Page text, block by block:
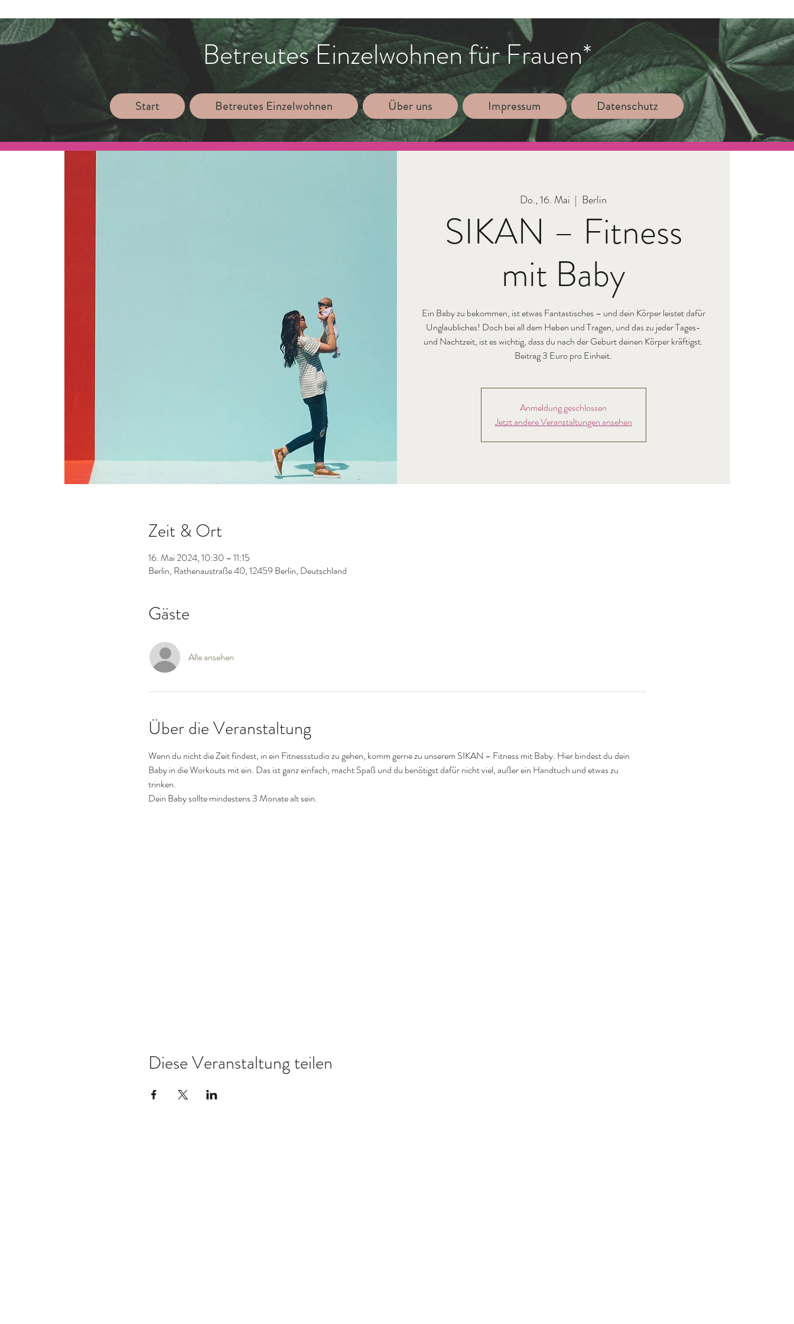
Betreutes Einzelwohnen für Frauen*
Start Betreutes Einzelwohnen Über uns Impressum Datenschutz
Do., 16. Mai
  |
Berlin
SIKAN – Fitness
mit Baby
Ein Baby zu bekommen, ist etwas Fantastisches – und dein Körper leistet dafür
Unglaubliches! Doch bei all dem Heben und Tragen, und das zu jeder Tages-
und Nachtzeit, ist es wichtig, dass du nach der Geburt deinen Körper kräftigst.
Beitrag 3 Euro pro Einheit.
Anmeldung geschlossen
Jetzt andere Veranstaltungen ansehen
Zeit & Ort
16. Mai 2024, 10:30 – 11:15
Berlin, Rathenaustraße 40, 12459 Berlin, Deutschland
Gäste
Alle ansehen
Über die Veranstaltung
Wenn du nicht die Zeit findest, in ein Fitnessstudio zu gehen, komm gerne zu unserem SIKAN – Fitness mit Baby. Hier bindest du dein
Baby in die Workouts mit ein. Das ist ganz einfach, macht Spaß und du benötigst dafür nicht viel, außer ein Handtuch und etwas zu
trinken.
Dein Baby sollte mindestens 3 Monate alt sein.
Diese Veranstaltung teilen